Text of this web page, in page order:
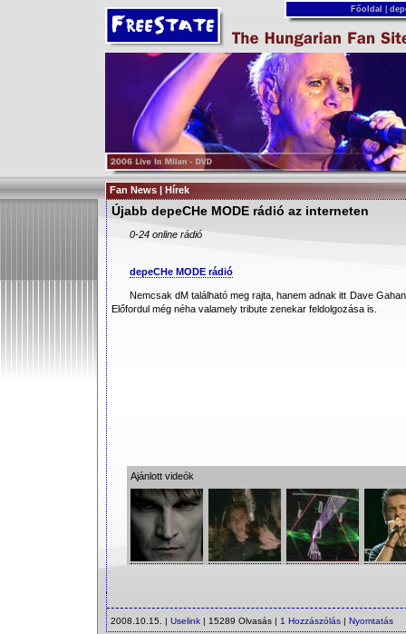
Főoldal
Fan News | Hírek
Újabb depeCHe MODE rádió az interneten
0-24 online rádió
depeCHe MODE rádió
Nemcsak dM található meg rajta, hanem adnak itt Dave
Előfordul még néha valamely tribute zenekar feldolgozása is.
Ajánlott videók
2008.10.15. | Uselink | 15289 Olvasás | 1 Hozzászólás | Nyomtatás